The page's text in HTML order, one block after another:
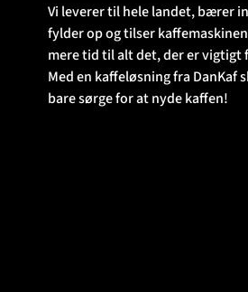
Vi leverer til hele landet, bærer
fylder op og tilser
mere tid til alt det, der er vigtigt
Med en kaffeløsning fra DanKaf
bare sørge for at nyde kaffen!